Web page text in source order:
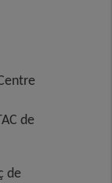
de
de